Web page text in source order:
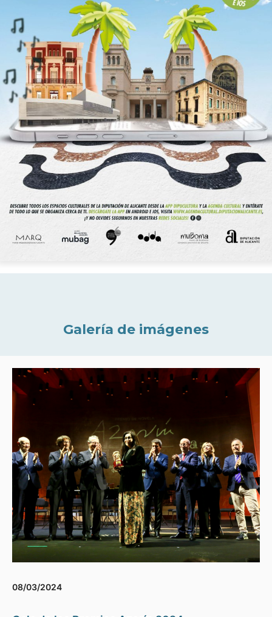
Galería de imágenes
08/03/2024